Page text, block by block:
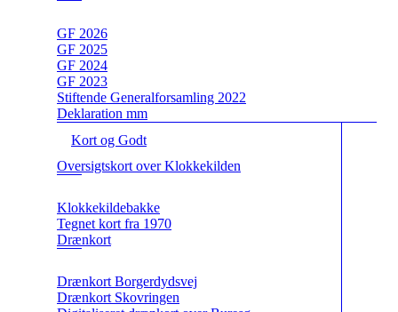
GF 2026
GF 2025
GF 2024
GF 2023
Stiftende Generalforsamling 2022
Deklaration mm
Kort og Godt
Oversigtskort over Klokkekilden
Klokkekildebakke
Tegnet kort fra 1970
Drænkort
Drænkort Borgerdydsvej
Drænkort Skovringen